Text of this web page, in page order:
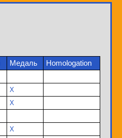
Медаль Homologation
X
Х
Х